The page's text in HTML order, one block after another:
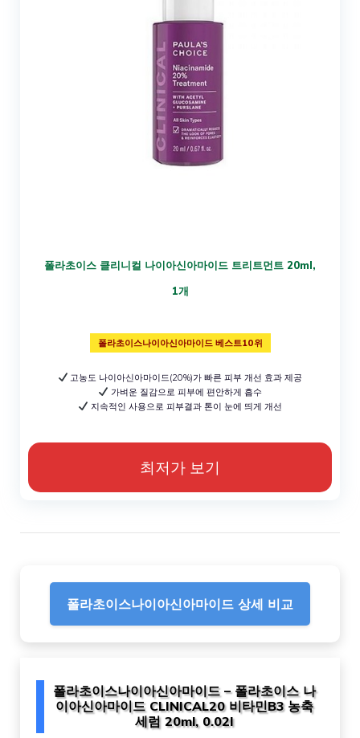
폴라초이스 클리니컬 나이아신아마이드 트리트먼트 20ml,
1개
폴라초이스나이아신아마이드 베스트10위
고농도 나이아신아마이드(20%)가 빠른 피부 개선 효과 제공
가벼운 질감으로 피부에 편안하게 흡수
지속적인 사용으로 피부결과 톤이 눈에 띄게 개선
최저가 보기
폴라초이스나이아신아마이드 상세 비교
폴라초이스나이아신아마이드 – 폴라초이스 나
이아신아마이드 CLINICAL20 비타민B3 농축
세럼 20ml, 0.02l